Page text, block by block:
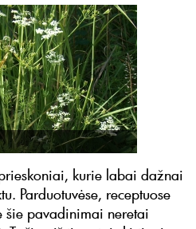
kurie labai dažnai
Parduotuvėse, receptuose
šie pavadinimai neretai